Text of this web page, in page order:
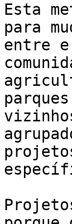
Esta
para
entre